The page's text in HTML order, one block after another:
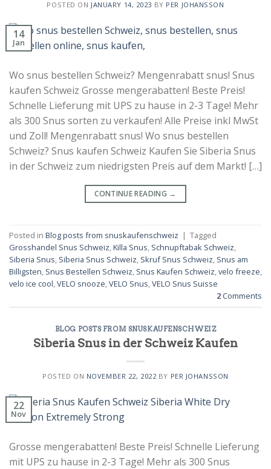
POSTED ON JANUARY 14, 2023 BY PER JOHANSSON
14
Jan
Wo snus bestellen Schweiz? Mengenrabatt snus! Snus
kaufen Schweiz Grosse mengerabatten! Beste Preis!
Schnelle Lieferung mit UPS zu hause in 2-3 Tage! Mehr
als 300 Snus sorten zu verkaufen! Alle Preise inkl MwSt
und Zoll! Mengenrabatt snus! Wo snus bestellen
Schweiz? Snus kaufen Schweiz Kaufen Sie Siberia Snus
in der Schweiz zum niedrigsten Preis auf dem Markt! […]
CONTINUE READING →
Posted in Blog posts from snuskaufenschweiz | Tagged
Grosshandel Snus Schweiz,Killa Snus, Schnupftabak Schweiz,
Siberia Snus, Siberia Snus Schweiz, Skruf Snus Schweiz, Snus am
Billigsten, Snus Bestellen Schweiz, Snus Kaufen Schweiz,velo freeze,
velo ice cool,VELO snooze,VELO Snus,VELO Snus Suisse
2 Comments
BLOG POSTS FROM SNUSKAUFENSCHWEIZ
Siberia Snus in der Schweiz Kaufen
POSTED ON NOVEMBER 22, 2022 BY PER JOHANSSON
22
Nov
Grosse mengerabatten! Beste Preis! Schnelle Lieferung
mit UPS zu hause in 2-3 Tage! Mehr als 300 Snus